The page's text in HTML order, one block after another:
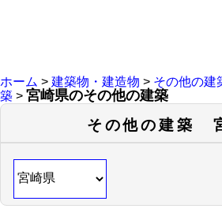
ホーム > 建築物・建造物 > その他の建
築 > 宮崎県のその他の建築
その他の建築